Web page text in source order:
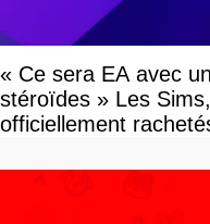
« Ce sera EA avec
stéroïdes » Les
officiellement